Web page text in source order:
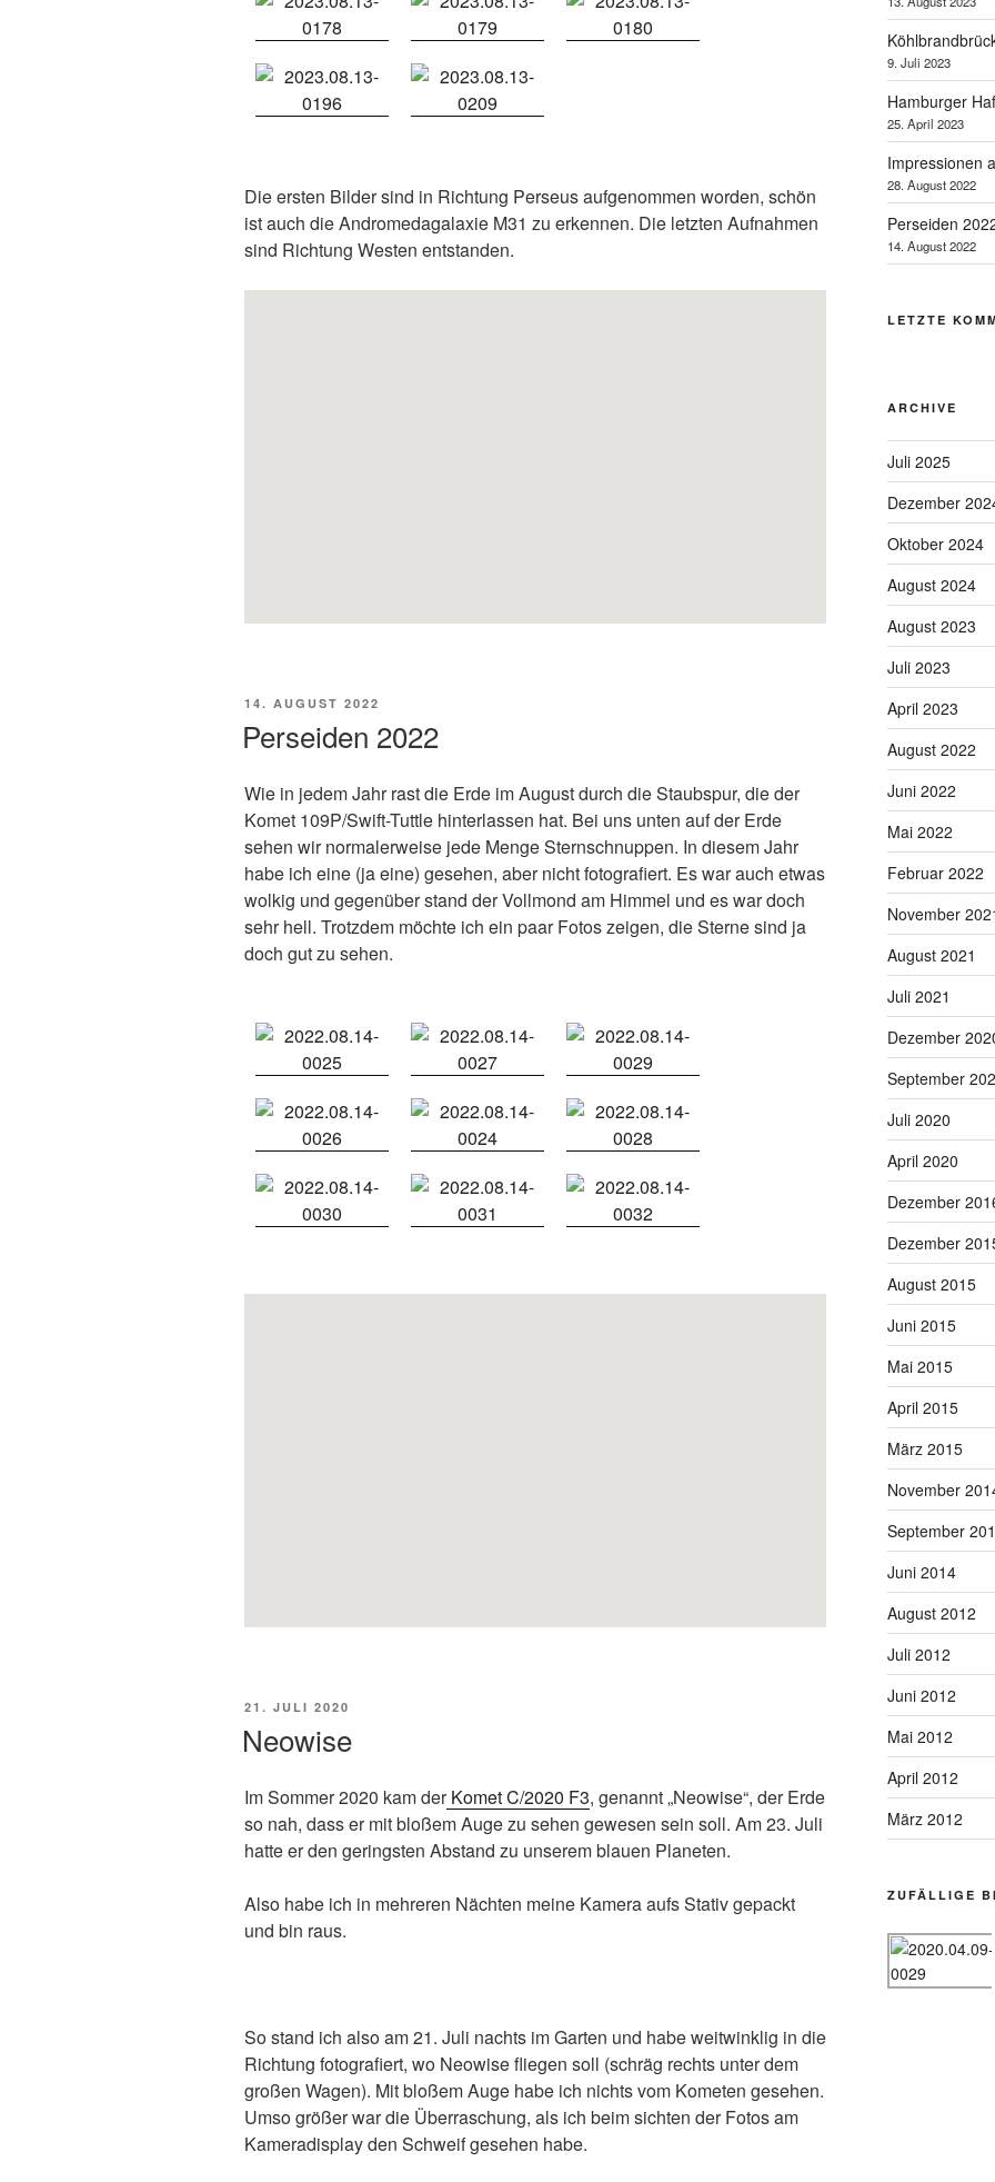
Die ersten Bilder sind in Richtung Perseus aufgenommen worden, schön
ist auch die Andromedagalaxie M31 zu erkennen. Die letzten Aufnahmen
sind Richtung Westen entstanden.
VERÖFFENTLICHT
14. AUGUST 2022
Perseiden 2022
Wie in jedem Jahr rast die Erde im August durch die Staubspur, die der
Komet 109P/Swift-Tuttle hinterlassen hat. Bei uns unten auf der Erde
sehen wir normalerweise jede Menge Sternschnuppen. In diesem Jahr
habe ich eine (ja eine) gesehen, aber nicht fotografiert. Es war auch etwas
wolkig und gegenüber stand der Vollmond am Himmel und es war doch
sehr hell. Trotzdem möchte ich ein paar Fotos zeigen, die Sterne sind ja
doch gut zu sehen.
VERÖFFENTLICHT
21. JULI 2020
Neowise
Im Sommer 2020 kam derKomet C/2020 F3, genannt „Neowise“, der Erde
so nah, dass er mit bloßem Auge zu sehen gewesen sein soll. Am 23. Juli
hatte er den geringsten Abstand zu unserem blauen Planeten.
Also habe ich in mehreren Nächten meine Kamera aufs Stativ gepackt
und bin raus.
So stand ich also am 21. Juli nachts im Garten und habe weitwinklig in die
Richtung fotografiert, wo Neowise fliegen soll (schräg rechts unter dem
großen Wagen). Mit bloßem Auge habe ich nichts vom Kometen gesehen.
Umso größer war die Überraschung, als ich beim sichten der Fotos am
Kameradisplay den Schweif gesehen habe.
9. Juli 2023
Hamburger
25. April 2023
Impressionen
28. August 2022
Perseiden
14. August 2022
LETZTE
ARCHIVE
Juli 2025
Dezember
Oktober 2024
August 2024
August 2023
Juli 2023
April 2023
August 2022
Juni 2022
Mai 2022
Februar 2022
November
August 2021
Juli 2021
Dezember
September
Juli 2020
April 2020
Dezember
Dezember
August 2015
Juni 2015
Mai 2015
April 2015
März 2015
November
September
Juni 2014
August 2012
Juli 2012
Juni 2012
Mai 2012
April 2012
März 2012
ZUFÄLLIGE